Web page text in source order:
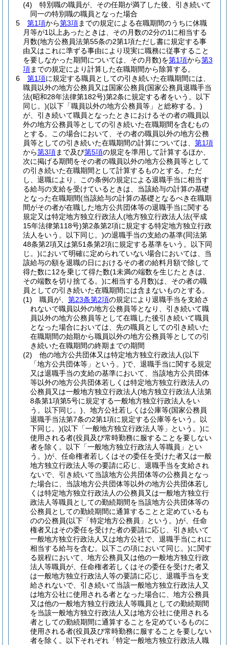
(4)
特別職の職員が、その任期が満了した後、引き続いて
同一の特別職の職員となった場合
5
第1項から第3項までの規定による在職期間のうちに休職
月等が1以上あったときは、その月数の2分の1に相当する
月数(地方公務員法第55条の2第1項ただし書に規定する事
由又はこれに準ずる事由により現実に職務に従事すること
を要しなかった期間については、その月数)を第1項から第3
項までの規定により計算した在職期間から除算する。
6
第1項に規定する職員としての引き続いた在職期間には、
職員以外の地方公務員又は国家公務員(国家公務員退職手当
法(昭和28年法律第182号)第2条に規定する者をいう。以下
同じ。)(以下「職員以外の地方公務員等」と総称する。)
が、引き続いて職員となったときにおけるその者の職員以
外の地方公務員等としての引き続いた在職期間を含むもの
とする。
この場合において、その者の職員以外の地方公務
員等としての引き続いた在職期間の計算については、 第1項
から第3項まで及び第5項の規定を準用して計算するほか、
次に掲げる期間をその者の職員以外の地方公務員等として
の引き続いた在職期間として計算するものとする。 ただ
し、退職により、この条例の規定による退職手当に相当す
る給与の支給を受けているときは、当該給与の計算の基礎
となった在職期間(当該給与の計算の基礎となるべき在職期
間がその者が在職した地方公共団体等の退職手当に関する
規定又は特定地方独立行政法人(地方独立行政法人法(平成
15年法律第118号)第2条第2項に規定する特定地方独立行政
法人をいう。以下同じ。)の退職手当の支給の基準(同法第
48条第2項又は第51条第2項に規定する基準をいう。以下同
じ。)において明確に定められていない場合においては、当
該給与の額を退職の日におけるその者の給料月額で除して
得た数に12を乗じて得た数(1未満の端数を生じたときは、
その端数を切り捨てる。)に相当する月数)は、その者の職
員としての引き続いた在職期間には含まないものとする。
(1)
職員が、 第23条第2項の規定により退職手当を支給さ
れないで職員以外の地方公務員等となり、引き続いて職
員以外の地方公務員等として在職した後引き続いて職員
となった場合においては、先の職員としての引き続いた
在職期間の始期から職員以外の地方公務員等としての引
き続いた在職期間の終期までの期間
(2)
他の地方公共団体又は特定地方独立行政法人(以下
「地方公共団体等」という。)で、退職手当に関する規定
又は退職手当の支給の基準において、当該地方公共団体
等以外の地方公共団体若しくは特定地方独立行政法人の
公務員又は一般地方独立行政法人(地方独立行政法人法第
8条第1項第5号に規定する一般地方独立行政法人をい
う。以下同じ。) 、地方公社若しくは公庫等(国家公務員
退職手当法第7条の2第1項に規定する公庫等をいう。以
下同じ。)(以下「一般地方独立行政法人等」という。)に
使用される者(役員及び常時勤務に服することを要しない
者を除く。以下「一般地方独立行政法人等職員」とい
う。)が、任命権者若しくはその委任を受けた者又は一般
地方独立行政法人等の要請に応じ、退職手当を支給され
ないで、引き続いて当該地方公共団体等の公務員となっ
た場合に、当該地方公共団体等以外の地方公共団体若し
くは特定地方独立行政法人の公務員又は一般地方独立行
政法人等職員としての勤続期間を当該地方公共団体等の
公務員としての勤続期間に通算することと定めているも
のの公務員(以下「特定地方公務員」という。)が、任命
権者又はその委任を受けた者の要請に応じ、引き続いて
一般地方独立行政法人又は地方公社で、退職手当(これに
相当する給与を含む。以下この項において同じ。)に関す
る規程において、地方公務員又は他の一般地方独立行政
法人等職員が、任命権者若しくはその委任を受けた者又
は一般地方独立行政法人等の要請に応じ、退職手当を支
給されないで、引き続いて当該一般地方独立行政法人又
は地方公社に使用される者となった場合に、地方公務員
又は他の一般地方独立行政法人等職員としての勤続期間
を当該一般地方独立行政法人又は地方公社に使用される
者としての勤続期間に通算することを定めているものに
使用される者(役員及び常時勤務に服することを要しない
者を除く。以下それぞれ「特定一般地方独立行政法人職